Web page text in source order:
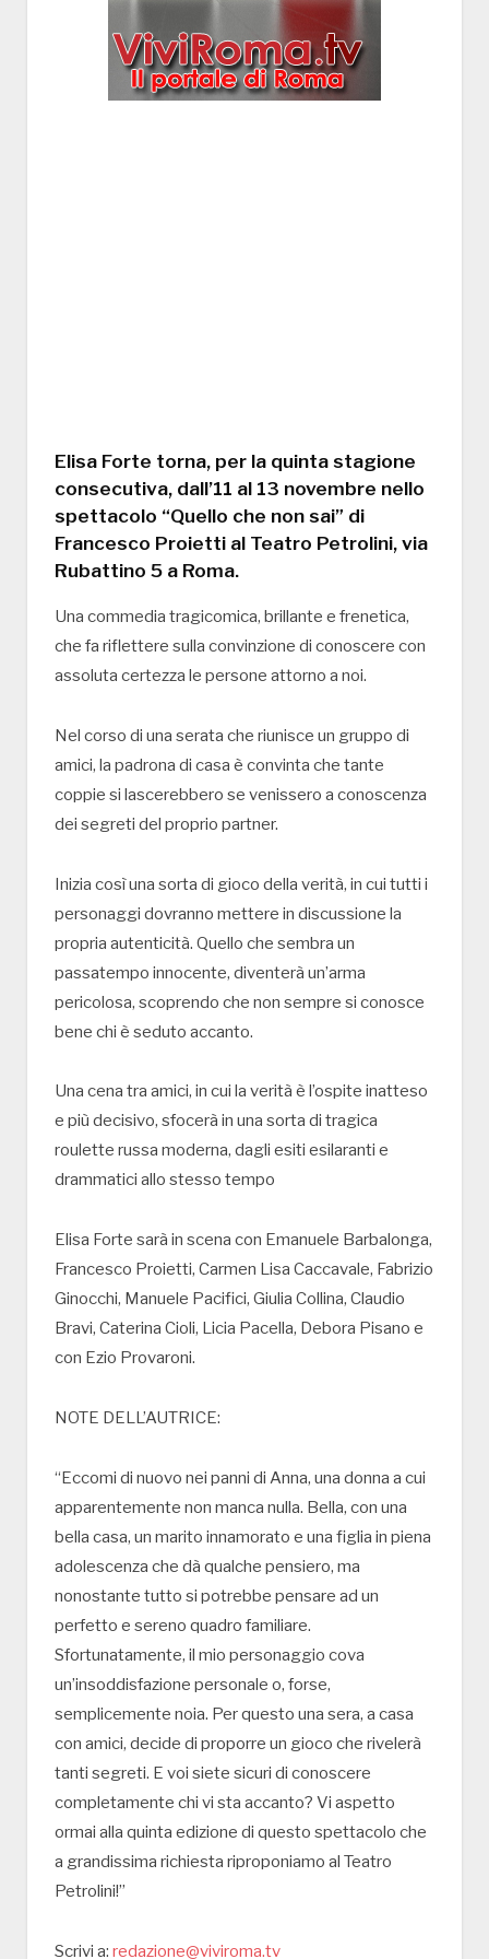
Elisa Forte torna, per la quinta stagione
consecutiva, dall’11 al 13 novembre nello
spettacolo “Quello che non sai” di
Francesco Proietti al Teatro Petrolini, via
Rubattino 5 a Roma.
Una commedia tragicomica, brillante e frenetica,
che fa riflettere sulla convinzione di conoscere con
assoluta certezza le persone attorno a noi.
Nel corso di una serata che riunisce un gruppo di
amici, la padrona di casa è convinta che tante
coppie si lascerebbero se venissero a conoscenza
dei segreti del proprio partner.
Inizia così una sorta di gioco della verità, in cui tutti i
personaggi dovranno mettere in discussione la
propria autenticità. Quello che sembra un
passatempo innocente, diventerà un’arma
pericolosa, scoprendo che non sempre si conosce
bene chi è seduto accanto.
Una cena tra amici, in cui la verità è l’ospite inatteso
e più decisivo, sfocerà in una sorta di tragica
roulette russa moderna, dagli esiti esilaranti e
drammatici allo stesso tempo
Elisa Forte sarà in scena con Emanuele Barbalonga,
Francesco Proietti, Carmen Lisa Caccavale, Fabrizio
Ginocchi, Manuele Pacifici, Giulia Collina, Claudio
Bravi, Caterina Cioli, Licia Pacella, Debora Pisano e
con Ezio Provaroni.
NOTE DELL’AUTRICE:
“Eccomi di nuovo nei panni di Anna, una donna a cui
apparentemente non manca nulla. Bella, con una
bella casa, un marito innamorato e una figlia in piena
adolescenza che dà qualche pensiero, ma
nonostante tutto si potrebbe pensare ad un
perfetto e sereno quadro familiare.
Sfortunatamente, il mio personaggio cova
un’insoddisfazione personale o, forse,
semplicemente noia. Per questo una sera, a casa
con amici, decide di proporre un gioco che rivelerà
tanti segreti. E voi siete sicuri di conoscere
completamente chi vi sta accanto? Vi aspetto
ormai alla quinta edizione di questo spettacolo che
a grandissima richiesta riproponiamo al Teatro
Petrolini!”
Scrivi a: redazione@viviroma.tv